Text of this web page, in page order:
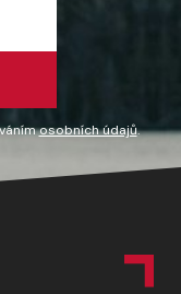
osobních údajů.